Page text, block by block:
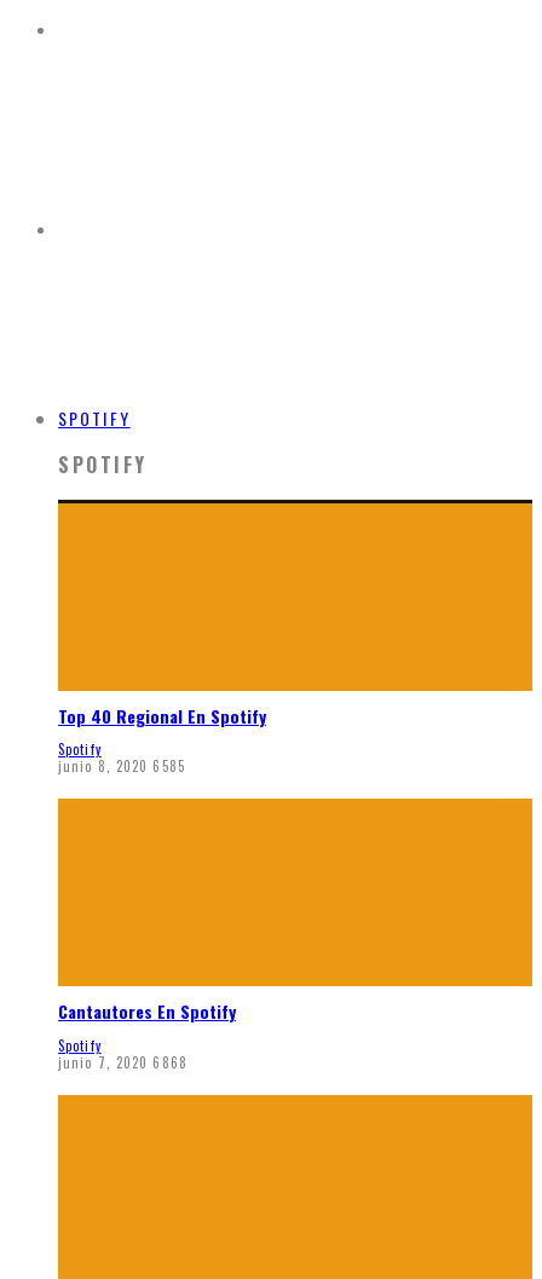
SPOTIFY
SPOTIFY
Top 40 Regional En Spotify
Spotify
junio 8, 2020 6585
Cantautores En Spotify
Spotify
junio 7, 2020 6868